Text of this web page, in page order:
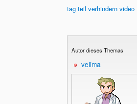
tag teil verhindern video
Autor dieses Themas
velima